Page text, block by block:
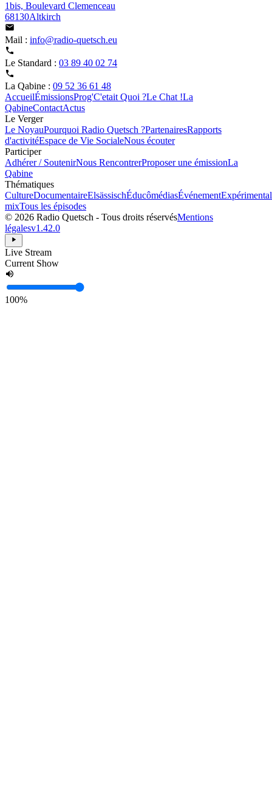
1bis, Boulevard Clemenceau
68130Altkirch
Mail : info@radio-quetsch.eu
Le Standard : 03 89 40 02 74
La Qabine : 09 52 36 61 48
AccueilÉmissionsProg'C'etait Quoi ?Le Chat !La
QabineContactActus
Le Verger
Le NoyauPourquoi Radio Quetsch ?PartenairesRapports
d'activitéEspace de Vie SocialeNous écouter
Participer
Adhérer / SoutenirNous RencontrerProposer une émissionLa
Qabine
Thématiques
CultureDocumentaireElsässischÉducômédiasÉvénementExpérimental
mixTous les épisodes
© 2026 Radio Quetsch - Tous droits réservésMentions
légalesv1.42.0
Live Stream
Current Show
100%